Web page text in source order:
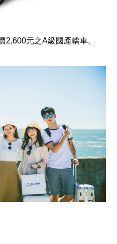
元之A級國產轎車。